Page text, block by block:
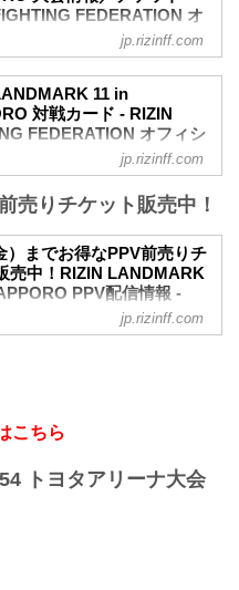
FEDERATION オ
11 in SAPPORO 大会
14日（土）12:00開場（予定）/
（予定）
始時間は予定です。決定次第
フィシャルサイトにてご案内
間
、イベント進行によって終了
さい。
キスイハイムアイスアリーナ
下鉄南北線「真駒...
jp.rizinff.com
11 in
対戦カード - RIZIN
FEDERATION オフィシ
ルール：5分3R（66.0kg）
vs. 西川大和
ルール：5分3R（71.0kg）
vs. 西川大和
・コレスニック vs. SASUKE
ルール：5分 3R（66.0kg）
ンアラー
jp.rizinff.com
売りチケット販売中！
）までお得なPPV前売りチ
売中！RIZIN LANDMARK
PPV配信情報 -
FEDERATION オ
ルサイト
チケットが、5月26日（月）12
LIVEにて販売がスタート
前売りチケットは、大会前日
（金）23:59まで販売！
jp.rizinff.com
こちら
トヨタアリーナ大会